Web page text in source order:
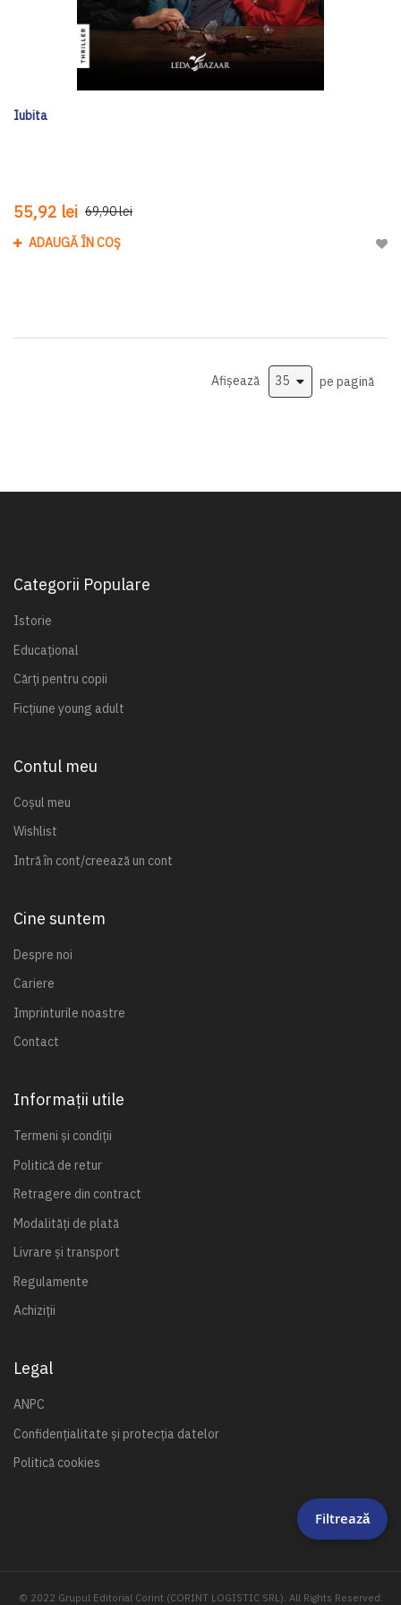
Iubita
55,92 lei 69,90 lei
ADAUGĂ ÎN COȘ
Afișează pe pagină
Categorii Populare
Istorie
Educațional
Cărți pentru copii
Ficțiune young adult
Contul meu
Coșul meu
Wishlist
Intră în cont/creează un cont
Cine suntem
Despre noi
Cariere
Imprinturile noastre
Contact
Informații utile
Termeni și condiții
Politică de retur
Retragere din contract
Modalități de plată
Livrare și transport
Regulamente
Achiziții
Legal
ANPC
Confidențialitate și protecția datelor
Politică cookies
© 2022 Grupul Editorial Corint (CORINT LOGISTIC SRL). All Rights Reserved.
Filtrează